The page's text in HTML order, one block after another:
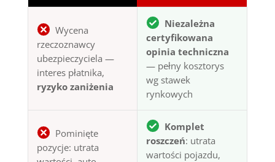
Wycena
rzeczoznawcy
ubezpieczyciela —
interes płatnika,
ryzyko zaniżenia
Niezależna
certyfikowana
opinia techniczna
— pełny kosztorys
wg stawek
rynkowych
Pominięte
pozycje: utrata
Komplet
roszczeń: utrata
wartości pojazdu,